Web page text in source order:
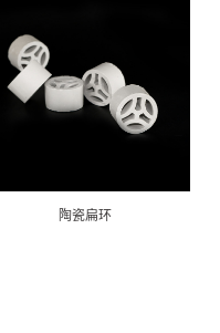
陶瓷扁环